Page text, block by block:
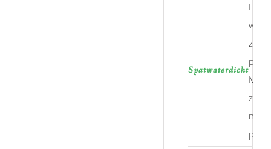
Spatwaterdicht
zijn
Maar
niet
plan.